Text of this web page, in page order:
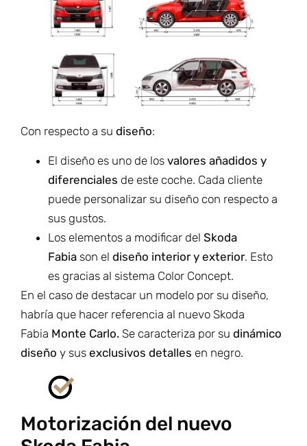
Con respecto a su diseño:
El diseño es uno de los valores añadidos y
diferenciales de este coche. Cada cliente
puede personalizar su diseño con respecto a
sus gustos.
Los elementos a modificar del Skoda
Fabia son el diseño interior y exterior. Esto
es gracias al sistema Color Concept.
En el caso de destacar un modelo por su diseño,
habría que hacer referencia al nuevo Skoda
Fabia Monte Carlo. Se caracteriza por su dinámico
diseño y sus exclusivos detalles en negro.
Motorización del nuevo